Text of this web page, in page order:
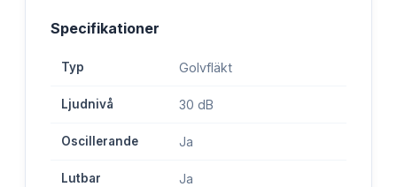
Specifikationer
Typ Golvfläkt
Ljudnivå 30 dB
Oscillerande Ja
Lutbar Ja